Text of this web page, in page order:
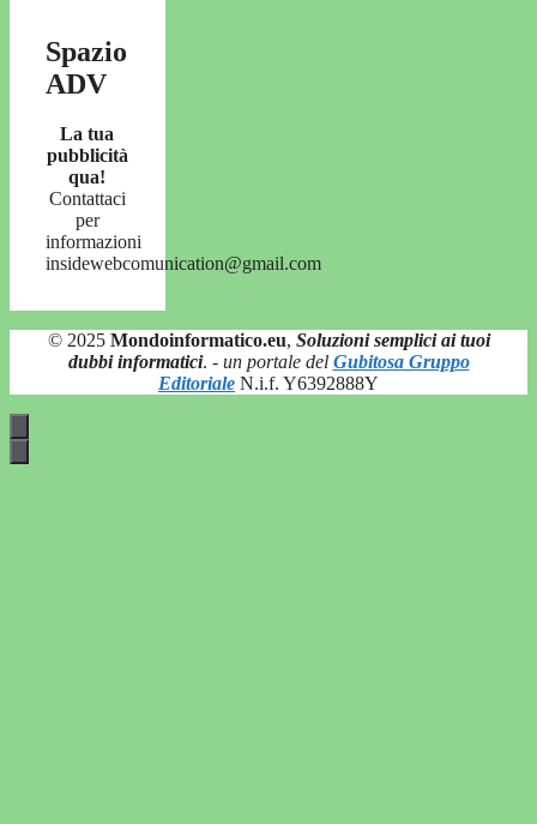
Spazio
ADV
La tua
pubblicità
qua!
Contattaci
per
informazioni
insidewebcomunication@gmail.com
© 2025 Mondoinformatico.eu, Soluzioni semplici ai tuoi
dubbi informatici. - un portale del Gubitosa Gruppo
Editoriale N.i.f. Y6392888Y